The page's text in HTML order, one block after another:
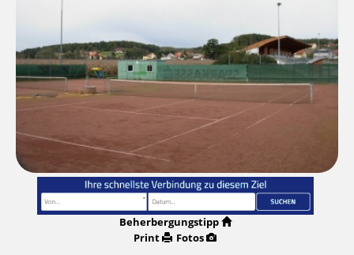
Beherbergungstipp
Print
Fotos